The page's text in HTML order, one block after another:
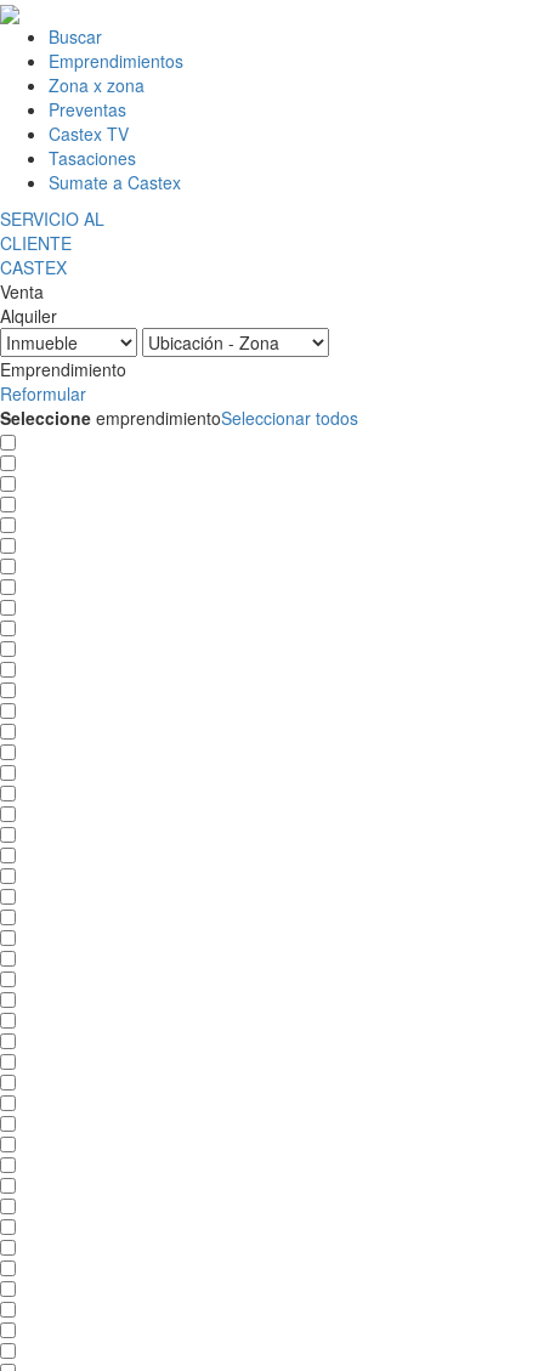
Buscar
Emprendimientos
Zona x zona
Preventas
Castex TV
Tasaciones
Sumate a Castex
SERVICIO AL
CLIENTE
CASTEX
Venta
Alquiler
Emprendimiento
Reformular
Seleccione emprendimientoSeleccionar todos